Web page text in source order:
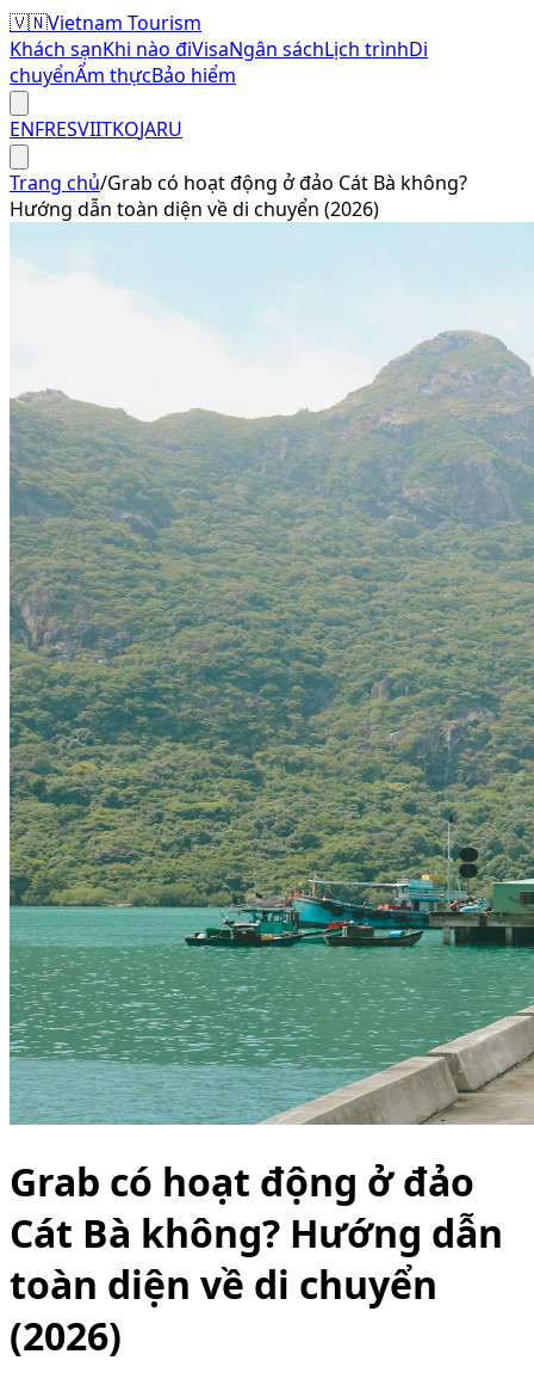
🇻🇳Vietnam Tourism
Khách sạnKhi nào điVisaNgân sáchLịch trìnhDi
chuyểnẨm thựcBảo hiểm
ENFRESVIITKOJARU
Trang chủ/Grab có hoạt động ở đảo Cát Bà không?
Hướng dẫn toàn diện về di chuyển (2026)
Grab có hoạt động ở đảo
Cát Bà không? Hướng dẫn
toàn diện về di chuyển
(2026)